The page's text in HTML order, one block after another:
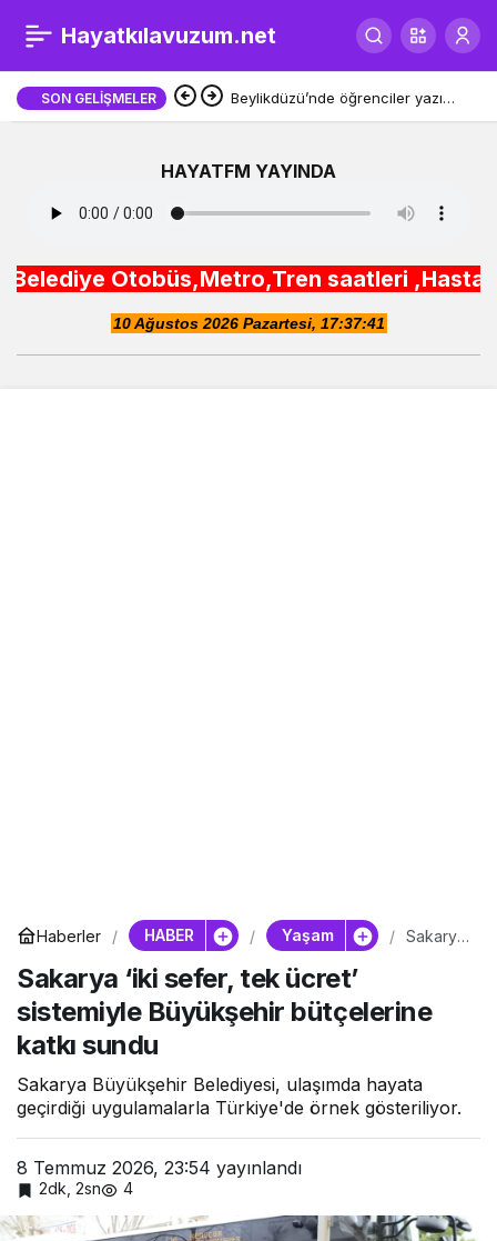
Hayatkılavuzum.net
SON GELIŞMELER Beylikdüzü’nde öğrenciler yazı
HAYATFM YAYINDA
Otobüs,Metro,Tren saatleri
Haberler HABER Yaşam
Sakarya
ücret’
hir
bütçeler
sundu
Sakarya ‘iki sefer, tek ücret’
sistemiyle Büyükşehir bütçelerine
katkı sundu
Sakarya Büyükşehir Belediyesi, ulaşımda hayata
geçirdiği uygulamalarla Türkiye'de örnek gösteriliyor.
8 Temmuz 2026, 23:54 yayınlandı
2dk, 2sn 4
Sakarya ‘iki sefer, tek
ücret’ sistemiyle
katkı sundu
0 Paylaş